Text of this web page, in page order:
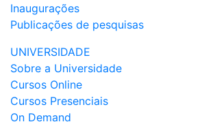
Inaugurações
Publicações de pesquisas
UNIVERSIDADE
Sobre a Universidade
Cursos Online
Cursos Presenciais
On Demand